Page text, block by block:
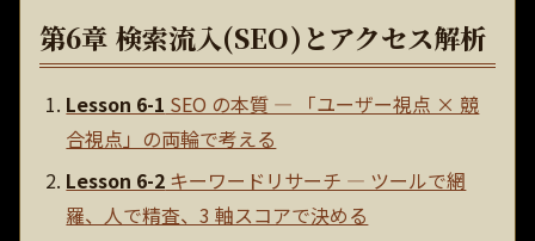
第6章 検索流入(SEO)とアクセス解析
Lesson 6-1 SEO の本質 — 「ユーザー視点 × 競
合視点」の両輪で考える
Lesson 6-2 キーワードリサーチ — ツールで網
羅、人で精査、3 軸スコアで決める